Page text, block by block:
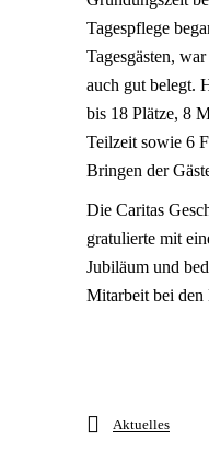
Tagespflege
Tagesgästen,
auch gut belegt.
bis 18 Plätze, 8
Teilzeit sowie 6
Bringen der
Die Caritas
gratulierte mit
Jubiläum und
Mitarbeit bei den
Aktuelles